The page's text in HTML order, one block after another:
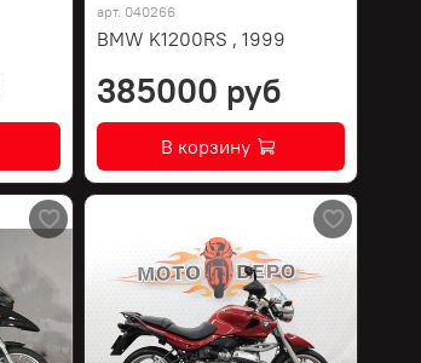
арт. 040266
BMW K1200RS , 1999
385000 руб
В корзину